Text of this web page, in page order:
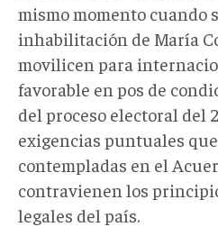
mismo momento cuando
inhabilitación de María
movilicen para
favorable en pos de
del proceso electoral del
exigencias puntuales
contempladas en el
contravienen los
legales del país.